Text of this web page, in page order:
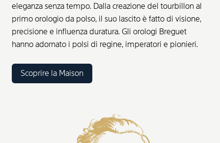
eleganza senza tempo. Dalla creazione del tourbillon al
primo orologio da polso, il suo lascito è fatto di visione,
precisione e influenza duratura. Gli orologi Breguet
hanno adornato i polsi di regine, imperatori e pionieri.
Scoprire la Maison